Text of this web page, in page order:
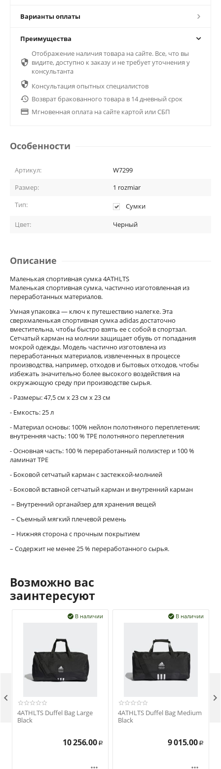
Варианты оплаты
Преимущества

Отображение наличия товара на сайте. Все, что вы
видите, доступно к заказу и не требует уточнения у
консультанта
 Консультация опытных специалистов
 Возврат бракованного товара в 14 дневный срок
 Мгновенная оплата на сайте картой или СБП
Особенности
Артикул:
W7299
Размер:
1 rozmiar
Тип:
Сумки
Цвет: Черный
Описание
Маленькая спортивная сумка 4ATHLTS
Маленькая спортивная сумка, частично изготовленная из
переработанных материалов.
Умная упаковка — ключ к путешествию налегке. Эта
сверхмаленькая спортивная сумка adidas достаточно
вместительна, чтобы быстро взять ее с собой в спортзал.
Сетчатый карман на молнии защищает обувь от попадания
мокрой одежды. Модель частично изготовлена из
переработанных материалов, извлеченных в процессе
производства, например, отходов и бытовых отходов, чтобы
избежать значительно более высокого воздействия на
окружающую среду при производстве сырья.
- Размеры: 47,5 см x 23 см x 23 см
- Емкость: 25 л
- Материал основы: 100% нейлон полотняного переплетения;
внутренняя часть: 100 % TPE полотняного переплетения
- Основная часть: 100 % переработанный полиэстер и 100 %
ламинат TPE
- Боковой сетчатый карман с застежкой-молнией
- Боковой вставной сетчатый карман и внутренний карман
– Внутренний органайзер для хранения вещей
– Съемный мягкий плечевой ремень
– Нижняя сторона с прочным покрытием
– Содержит не менее 25 % переработанного сырья.
Возможно вас
заинтересуют
В наличии

4ATHLTS Duffel Bag Large
Black
10 256.00 Р
В наличии

4ATHLTS Duffel Bag Medium
Black
9 015.00 Р
 